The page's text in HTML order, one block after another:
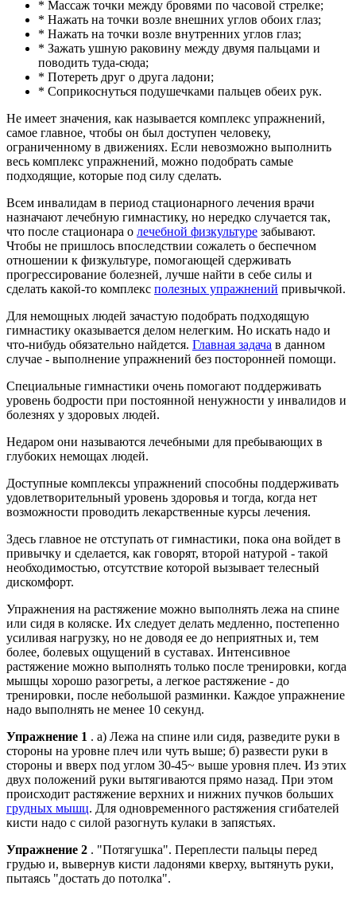
* Массаж точки между бровями по часовой стрелке;
* Нажать на точки возле внешних углов обоих глаз;
* Нажать на точки возле внутренних углов глаз;
* Зажать ушную раковину между двумя пальцами и
поводить туда-сюда;
* Потереть друг о друга ладони;
* Соприкоснуться подушечками пальцев обеих рук.
Не имеет значения, как называется комплекс упражнений,
самое главное, чтобы он был доступен человеку,
ограниченному в движениях. Если невозможно выполнить
весь комплекс упражнений, можно подобрать самые
подходящие, которые под силу сделать.
Всем инвалидам в период стационарного лечения врачи
назначают лечебную гимнастику, но нередко случается так,
что после стационара о лечебной физкультуре забывают.
Чтобы не пришлось впоследствии сожалеть о беспечном
отношении к физкультуре, помогающей сдерживать
прогрессирование болезней, лучше найти в себе силы и
сделать какой-то комплекс полезных упражнений привычкой.
Для немощных людей зачастую подобрать подходящую
гимнастику оказывается делом нелегким. Но искать надо и
что-нибудь обязательно найдется. Главная задача в данном
случае - выполнение упражнений без посторонней помощи.
Специальные гимнастики очень помогают поддерживать
уровень бодрости при постоянной ненужности у инвалидов и
болезнях у здоровых людей.
Недаром они называются лечебными для пребывающих в
глубоких немощах людей.
Доступные комплексы упражнений способны поддерживать
удовлетворительный уровень здоровья и тогда, когда нет
возможности проводить лекарственные курсы лечения.
Здесь главное не отступать от гимнастики, пока она войдет в
привычку и сделается, как говорят, второй натурой - такой
необходимостью, отсутствие которой вызывает телесный
дискомфорт.
Упражнения на растяжение можно выполнять лежа на спине
или сидя в коляске. Их следует делать медленно, постепенно
усиливая нагрузку, но не доводя ее до неприятных и, тем
более, болевых ощущений в суставах. Интенсивное
растяжение можно выполнять только после тренировки, когда
мышцы хорошо разогреты, а легкое растяжение - до
тренировки, после небольшой разминки. Каждое упражнение
надо выполнять не менее 10 секунд.
Упражнение 1 . а) Лежа на спине или сидя, разведите руки в
стороны на уровне плеч или чуть выше; б) развести руки в
стороны и вверх под углом 30-45~ выше уровня плеч. Из этих
двух положений руки вытягиваются прямо назад. При этом
происходит растяжение верхних и нижних пучков больших
грудных мышц. Для одновременного растяжения сгибателей
кисти надо с силой разогнуть кулаки в запястьях.
Упражнение 2 . "Потягушка". Переплести пальцы перед
грудью и, вывернув кисти ладонями кверху, вытянуть руки,
пытаясь "достать до потолка".